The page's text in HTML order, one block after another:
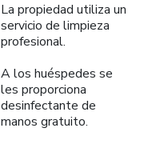
La propiedad utiliza un
servicio de limpieza
profesional.
A los huéspedes se
les proporciona
desinfectante de
manos gratuito.